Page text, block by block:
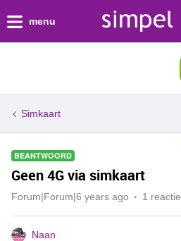
menu
Simkaart
BEANTWOORD
Geen 4G via simkaart
Forum|Forum|6 years ago 1 reactie
Naan